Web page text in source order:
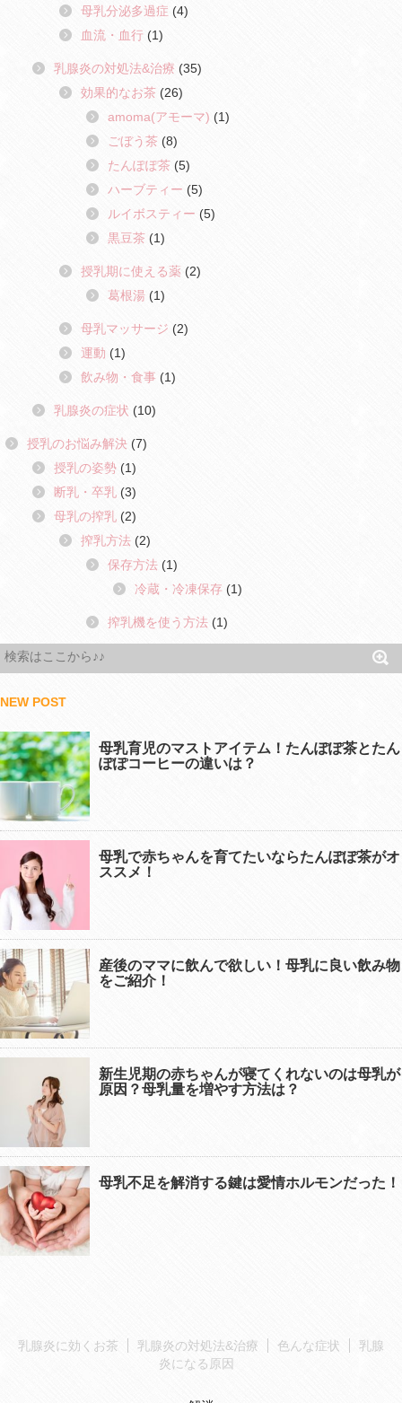
母乳分泌多過症 (4)
血流・血行 (1)
乳腺炎の対処法&治療 (35)
効果的なお茶 (26)
amoma(アモーマ) (1)
ごぼう茶 (8)
たんぽぽ茶 (5)
ハーブティー (5)
ルイボスティー (5)
黒豆茶 (1)
授乳期に使える薬 (2)
葛根湯 (1)
母乳マッサージ (2)
運動 (1)
飲み物・食事 (1)
乳腺炎の症状 (10)
授乳のお悩み解決 (7)
授乳の姿勢 (1)
断乳・卒乳 (3)
母乳の搾乳 (2)
搾乳方法 (2)
保存方法 (1)
冷蔵・冷凍保存 (1)
搾乳機を使う方法 (1)
NEW POST
母乳育児のマストアイテム！たんぽぽ茶とたん
ぽぽコーヒーの違いは？
母乳で赤ちゃんを育てたいならたんぽぽ茶がオ
ススメ！
産後のママに飲んで欲しい！母乳に良い飲み物
をご紹介！
新生児期の赤ちゃんが寝てくれないのは母乳が
原因？母乳量を増やす方法は？
母乳不足を解消する鍵は愛情ホルモンだった！
乳腺炎に効くお茶 乳腺炎の対処法&治療 色んな症状
乳腺
炎になる原因